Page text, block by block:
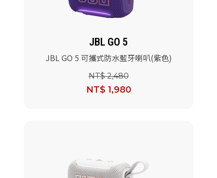
JBL GO 5
JBL GO 5 可攜式防水藍牙喇叭(紫色)
NT$ 2,480
NT$ 1,980